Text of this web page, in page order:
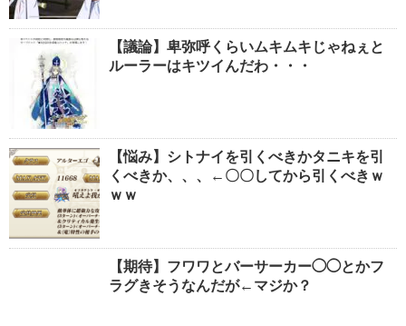
【議論】卑弥呼くらいムキムキじゃねぇと
ルーラーはキツイんだわ・・・
【悩み】シトナイを引くべきかタニキを引
くべきか、、、←〇〇してから引くべきｗ
ｗｗ
【期待】フワワとバーサーカー◯◯とかフ
ラグきそうなんだが←マジか？